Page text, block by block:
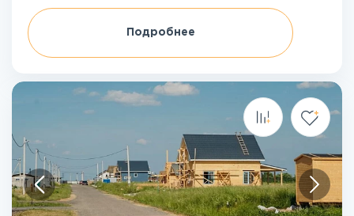
Подробнее